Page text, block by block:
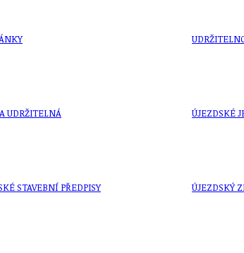
UDRŽITELNÁ
STAVEBNÍ PŘEDPISY
ÚJEZDSKÉ
ÚJEZDSKÝ